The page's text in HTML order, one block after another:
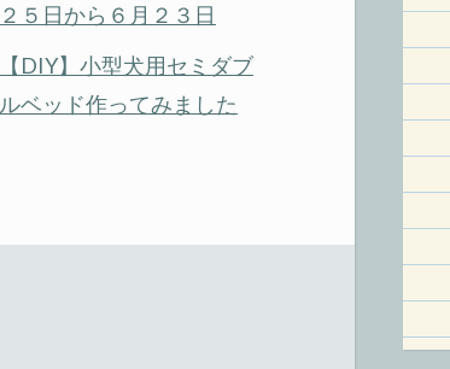
２５日から６月２３日
【DIY】小型犬用セミダブ
ルベッド作ってみました